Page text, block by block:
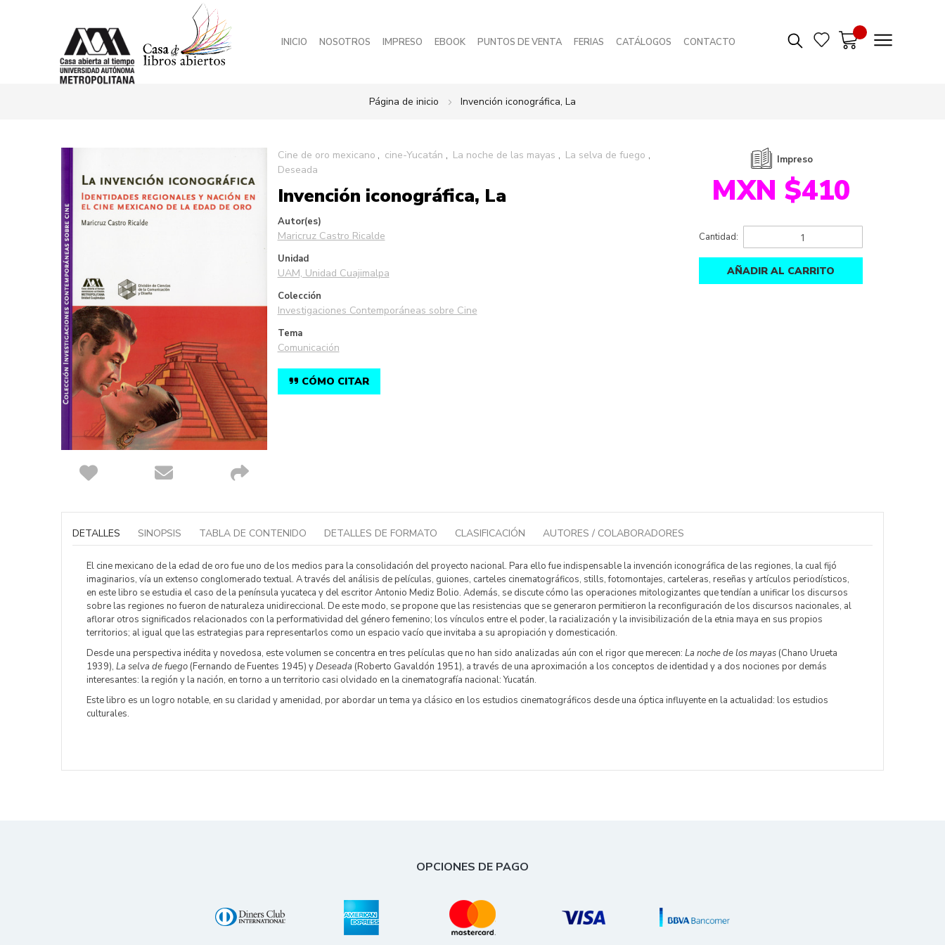
INICIO NOSOTROS IMPRESO EBOOK PUNTOS DE VENTA FERIAS CATÁLOGOS CONTACTO
Página de inicio Invención iconográfica, La
la
galería
de
imágenes
al
galería
imágenes
Cine de oro mexicano cine-Yucatán La noche de las mayas
La selva de fuego
Deseada
Invención iconográfica, La
Autor(es)
Maricruz Castro Ricalde
Unidad
UAM, Unidad Cuajimalpa
Colección
Investigaciones Contemporáneas sobre Cine
Tema
Comunicación
CÓMO CITAR
Impreso
MXN $410
Cantidad:
AÑADIR AL CARRITO
DETALLES
El cine mexicano de la edad de oro fue uno de los medios para la consolidación del proyecto nacional. Para ello fue indispensable la invención iconográfica de las regiones, la cual fijó
imaginarios, vía un extenso conglomerado textual. A través del análisis de películas, guiones, carteles cinematográficos, stills, fotomontajes, carteleras, reseñas y artículos periodísticos,
en este libro se estudia el caso de la península yucateca y del escritor Antonio Mediz Bolio. Además, se discute cómo las operaciones mitologizantes que tendían a unificar los discursos
sobre las regiones no fueron de naturaleza unidireccional. De este modo, se propone que las resistencias que se generaron permitieron la reconfiguración de los discursos nacionales, al
aflorar otros significados relacionados con la performatividad del género femenino; los vínculos entre el poder, la racialización y la invisibilización de la etnia maya en sus propios
territorios; al igual que las estrategias para representarlos como un espacio vacío que invitaba a su apropiación y domesticación.
Desde una perspectiva inédita y novedosa, este volumen se concentra en tres películas que no han sido analizadas aún con el rigor que merecen: La noche de los mayas (Chano Urueta
1939), La selva de fuego (Fernando de Fuentes 1945) yDeseada (Roberto Gavaldón 1951), a través de una aproximación a los conceptos de identidad y a dos nociones por demás
interesantes: la región y la nación, en torno a un territorio casi olvidado en la cinematografía nacional: Yucatán.
Este libro es un logro notable, en su claridad y amenidad, por abordar un tema ya clásico en los estudios cinematográficos desde una óptica influyente en la actualidad: los estudios
culturales.
SINOPSIS TABLA DE CONTENIDO DETALLES DE FORMATO CLASIFICACIÓN AUTORES / COLABORADORES
OPCIONES DE PAGO